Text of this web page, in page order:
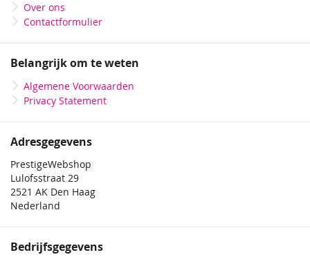
Over ons
Contactformulier
Belangrijk om te weten
Algemene Voorwaarden
Privacy Statement
Adresgegevens
PrestigeWebshop
Lulofsstraat 29
2521 AK Den Haag
Nederland
Bedrijfsgegevens